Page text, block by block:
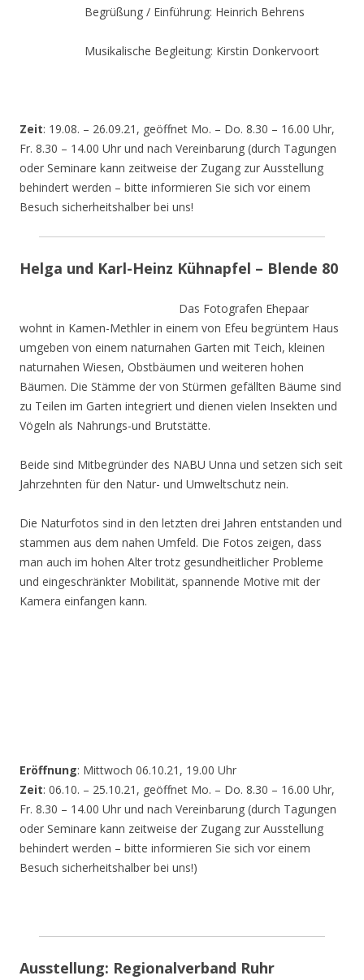
Begrüßung / Einführung: Heinrich Behrens
Musikalische Begleitung: Kirstin Donkervoort
Zeit: 19.08. – 26.09.21, geöffnet Mo. – Do. 8.30 – 16.00 Uhr,
Fr. 8.30 – 14.00 Uhr und nach Vereinbarung (durch Tagungen
oder Seminare kann zeitweise der Zugang zur Ausstellung
behindert werden – bitte informieren Sie sich vor einem
Besuch sicherheitshalber bei uns!
Helga und Karl-Heinz Kühnapfel – Blende 80
Das Fotografen Ehepaar
wohnt in Kamen-Methler in einem von Efeu begrüntem Haus
umgeben von einem naturnahen Garten mit Teich, kleinen
naturnahen Wiesen, Obstbäumen und weiteren hohen
Bäumen. Die Stämme der von Stürmen gefällten Bäume sind
zu Teilen im Garten integriert und dienen vielen Insekten und
Vögeln als Nahrungs-und Brutstätte.
Beide sind Mitbegründer des NABU Unna und setzen sich seit
Jahrzehnten für den Natur- und Umweltschutz nein.
Die Naturfotos sind in den letzten drei Jahren entstanden und
stammen aus dem nahen Umfeld. Die Fotos zeigen, dass
man auch im hohen Alter trotz gesundheitlicher Probleme
und eingeschränkter Mobilität, spannende Motive mit der
Kamera einfangen kann.
Eröffnung: Mittwoch 06.10.21, 19.00 Uhr
Zeit: 06.10. – 25.10.21, geöffnet Mo. – Do. 8.30 – 16.00 Uhr,
Fr. 8.30 – 14.00 Uhr und nach Vereinbarung (durch Tagungen
oder Seminare kann zeitweise der Zugang zur Ausstellung
behindert werden – bitte informieren Sie sich vor einem
Besuch sicherheitshalber bei uns!)
Ausstellung: Regionalverband Ruhr